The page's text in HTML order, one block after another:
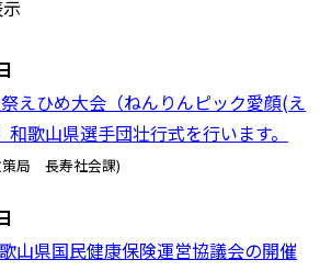
えひめ大会（ねんりんピック愛顔(え
歌山県選手団壮行式を行います。
局 長寿社会課)
山県国民健康保険運営協議会の開催